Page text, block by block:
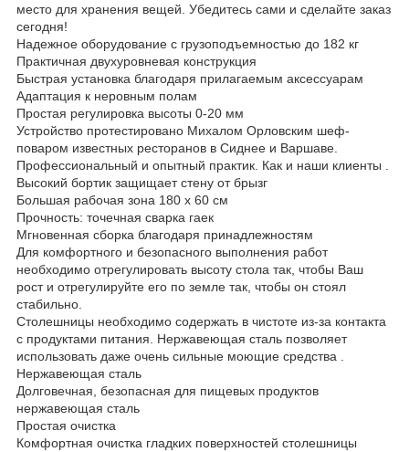
место для хранения вещей. Убедитесь сами и сделайте заказ
сегодня!
Надежное оборудование с грузоподъемностью до 182 кг
Практичная двухуровневая конструкция
Быстрая установка благодаря прилагаемым аксессуарам
Адаптация к неровным полам
Простая регулировка высоты 0-20 мм
Устройство протестировано Михалом Орловским шеф-
поваром известных ресторанов в Сиднее и Варшаве.
Профессиональный и опытный практик. Как и наши клиенты .
Высокий бортик защищает стену от брызг
Большая рабочая зона 180 x 60 см
Прочность: точечная сварка гаек
Мгновенная сборка благодаря принадлежностям
Для комфортного и безопасного выполнения работ
необходимо отрегулировать высоту стола так, чтобы Ваш
рост и отрегулируйте его по земле так, чтобы он стоял
стабильно.
Столешницы необходимо содержать в чистоте из-за контакта
с продуктами питания. Нержавеющая сталь позволяет
использовать даже очень сильные моющие средства .
Нержавеющая сталь
Долговечная, безопасная для пищевых продуктов
нержавеющая сталь
Простая очистка
Комфортная очистка гладких поверхностей столешницы